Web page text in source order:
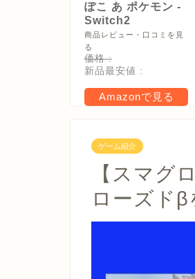
ぽこ あ ポケモン -
Switch2
商品レビュー・口コミを見
る
価格 :
新品最安値 :
Amazonで見る
ゲーム紹介
【スマグ
ローズド